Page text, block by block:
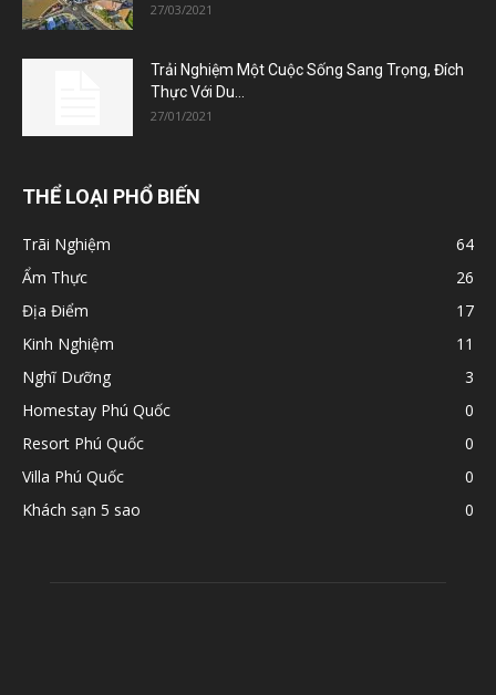
27/03/2021
Trải Nghiệm Một Cuộc Sống Sang Trọng, Đích
Thực Với Du...
27/01/2021
THỂ LOẠI PHỔ BIẾN
Trãi Nghiệm
64
Ẩm Thực
26
Địa Điểm
17
Kinh Nghiệm
11
Nghĩ Dưỡng
3
Homestay Phú Quốc
0
Resort Phú Quốc
0
Villa Phú Quốc
0
Khách sạn 5 sao
0